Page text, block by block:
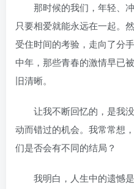
那时候的我们，‌年轻、‌冲
只要相爱就能永远在一起。‌
受住时间的考验，‌走向了分
中年，‌那些青春的激情早已
旧清晰。‌
让我不断回忆的，‌是我没
动而错过的机会。‌我常常想
们是否会有不同的结局？‌
我明白，‌人生中的遗憾是